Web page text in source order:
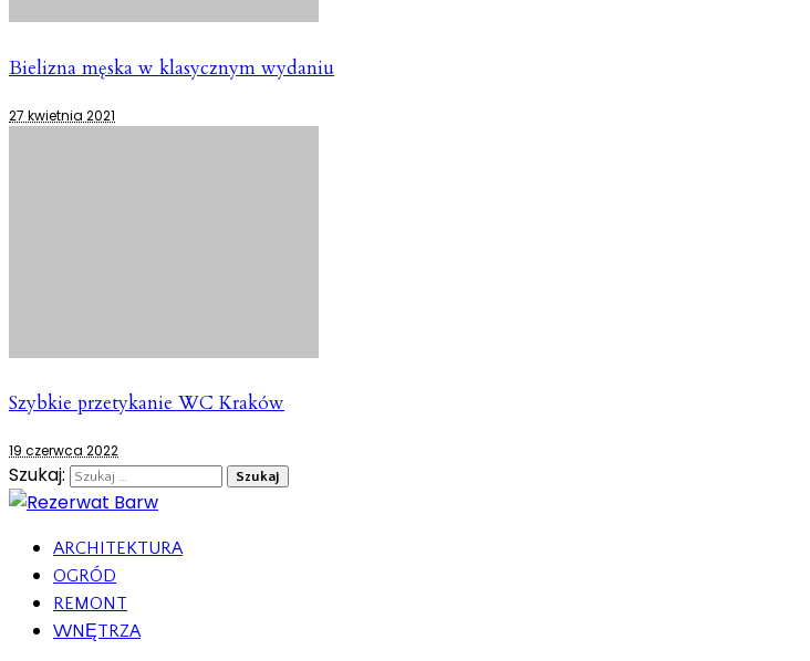
Bielizna męska w klasycznym wydaniu
27 kwietnia 2021
Szybkie przetykanie WC Kraków
19 czerwca 2022
Szukaj:
ARCHITEKTURA
OGRÓD
REMONT
WNĘTRZA